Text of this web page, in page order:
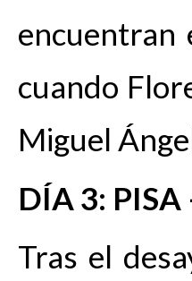
encuentran
cuando
Miguel
DÍA 3:
Tras el